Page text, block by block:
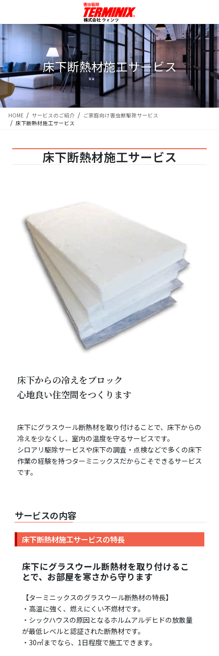
床下断熱材施工サービス
HOME サービスのご紹介
ご家庭向け害虫獣駆除サービス
床下断熱材施工サービス
床下断熱材施工サービス
床下からの冷えをブロック
心地良い住空間をつくります
床下にグラスウール断熱材を取り付けることで、床下からの
冷えを少なくし、室内の温度を守るサービスです。
シロアリ駆除サービスや床下の調査・点検などで多くの床下
作業の経験を持つターミニックスだからこそできるサービス
です。
サービスの内容
床下断熱材施工サービスの特長
床下にグラスウール断熱材を取り付けるこ
とで、お部屋を寒さから守ります
【ターミニックスのグラスウール断熱材の特長】
・高温に強く、燃えにくい不燃材です。
・シックハウスの原因となるホルムアルデヒドの放散量
が最低レベルと認証された断熱材です。
・30㎡までなら、1日程度で施工できます。